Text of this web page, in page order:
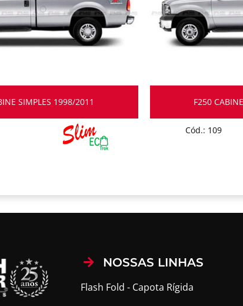
SIMPLES 1998/2011 F250
Cód.: 109
NOSSAS LINHAS
Flash Fold - Capota Rígida